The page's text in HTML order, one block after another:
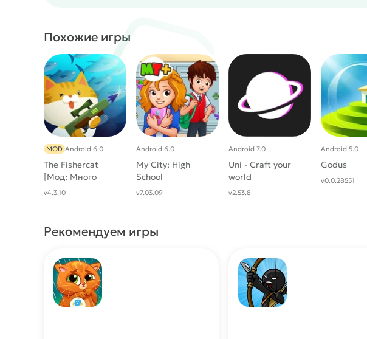
Похожие игры
The Fishercat
[Мод: Много
денег]
MOD Android 6.0
v4.3.10
My City: High
School
Android 6.0
v7.03.09
Uni - Craft your
world
Android 7.0
v2.53.8
Godus
Android 5.0
v0.0.28551
Рекомендуем игры